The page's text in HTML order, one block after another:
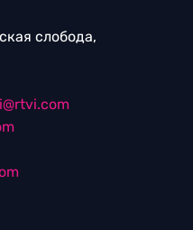
слобода,